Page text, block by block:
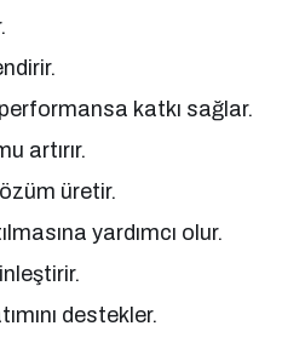
katkı sağlar.
artırır.
üretir.
yardımcı olur.
destekler.